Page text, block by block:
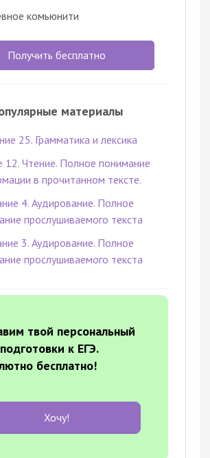
комьюнити
Получить бесплатно
материалы
25. Грамматика и лексика
12. Чтение. Полное понимание
в прочитанном тексте.
4. Аудирование. Полное
прослушиваемого текста
3. Аудирование. Полное
прослушиваемого текста
твой персональный
к ЕГЭ.
бесплатно!
Хочу!